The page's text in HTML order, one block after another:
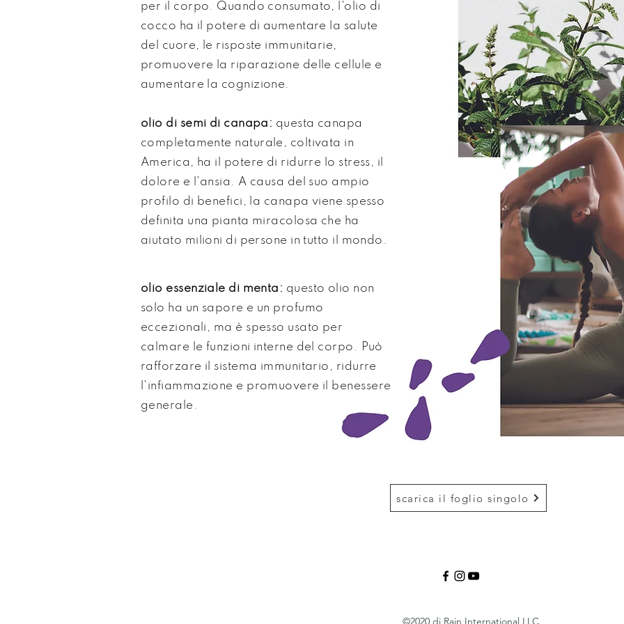
per il corpo. Quando consumato, l'olio di
cocco ha il potere di aumentare la salute
del cuore, le risposte immunitarie,
promuovere la riparazione delle cellule e
aumentare la cognizione.
olio di semi di canapa: questa canapa
completamente naturale, coltivata in
America, ha il potere di ridurre lo stress, il
dolore e l'ansia. A causa del suo ampio
profilo di benefici, la canapa viene spesso
definita una pianta miracolosa che ha
aiutato milioni di persone in tutto il mondo.
olio essenziale di menta: questo olio non
solo ha un sapore e un profumo
eccezionali, ma è spesso usato per
calmare le funzioni interne del corpo. Può
rafforzare il sistema immunitario, ridurre
l'infiammazione e promuovere il benessere
generale.
scarica il foglio singolo
©2020 di Rain International LLC.